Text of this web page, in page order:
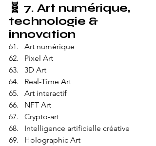
🧬 7. Art numérique,
technologie &
innovation
Art numérique
Pixel Art
3D Art
Real-Time Art
Art interactif
NFT Art
Crypto-art
Intelligence artificielle créative
Holographic Art